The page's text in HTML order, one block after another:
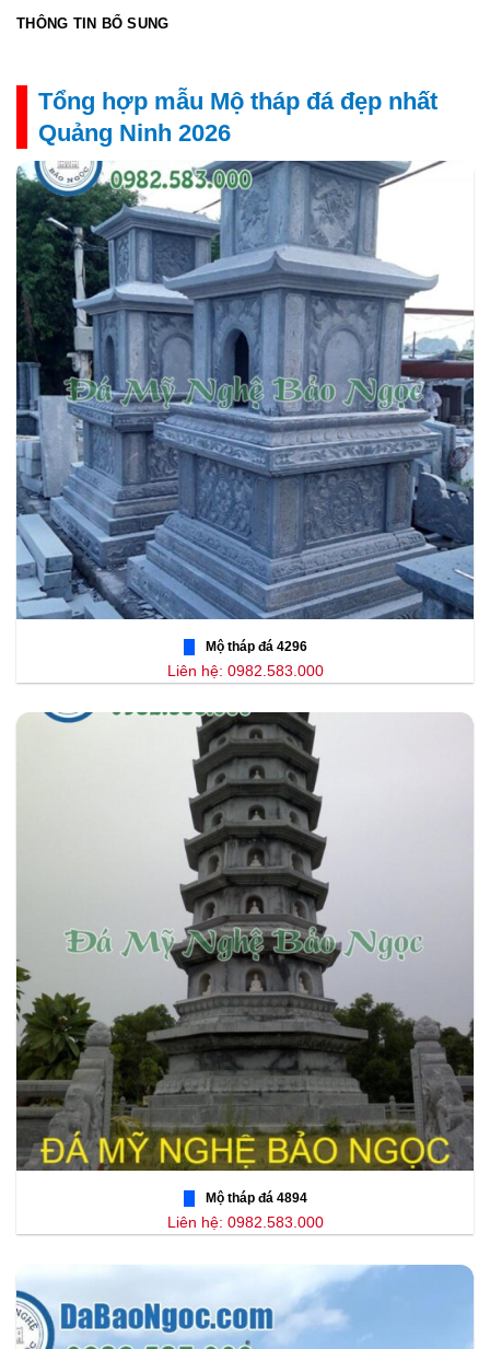
THÔNG TIN BỔ SUNG
Tổng hợp mẫu Mộ tháp đá đẹp nhất
Quảng Ninh 2026
Mộ tháp đá 4296
Liên hệ: 0982.583.000
Mộ tháp đá 4894
Liên hệ: 0982.583.000